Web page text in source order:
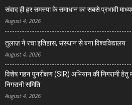
संवाद ही हर समस्या के समाधान का सबसे प्रभावी
August 4, 2026
तुलाज़ ने रचा इतिहास, संस्थान से बना विश्वविद्यालय
August 4, 2026
विशेष गहन पुनरीक्षण (SIR) अभियान की निगरानी
निगरानी समिति
August 4, 2026